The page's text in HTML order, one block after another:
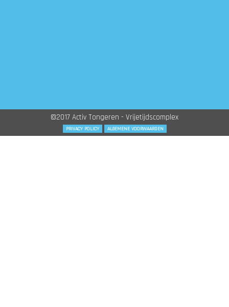
©2017 Activ Tongeren - Vrijetijdscomplex
PRIVACY POLICY ALGEMENE VOORWAARDEN